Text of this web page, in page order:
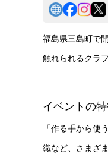
福島県三島町で
触れられるクラ
イベントの
「作る手から使
織など、さまざ